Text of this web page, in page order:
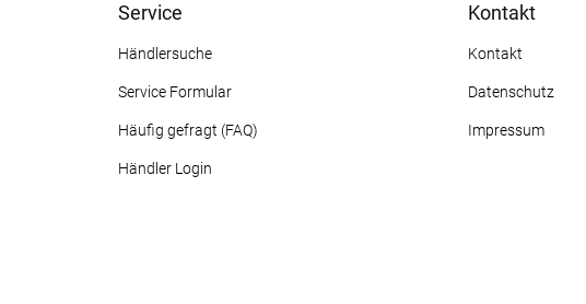
Service
Händlersuche
Service Formular
Häufig gefragt (FAQ)
Händler Login
Kontakt
Kontakt
Datenschutz
Impressum